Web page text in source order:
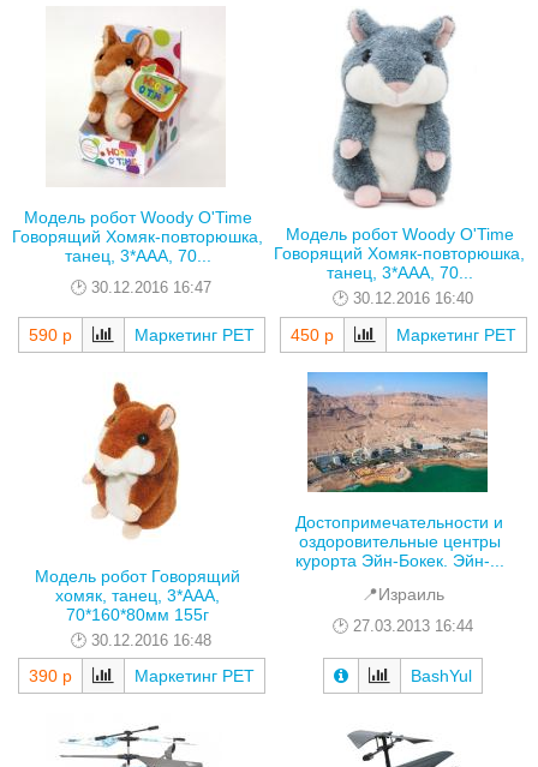
Модель робот Woody O'Time
Говорящий Хомяк-повторюшка,
танец, 3*AAA, 70...
30.12.2016 16:47
590 р Маркетинг РЕТ
Модель робот Woody O'Time
Говорящий Хомяк-повторюшка,
танец, 3*AAA, 70...
30.12.2016 16:40
450 р Маркетинг РЕТ
Модель робот Говорящий
хомяк, танец, 3*AAA,
70*160*80мм 155г
30.12.2016 16:48
390 р Маркетинг РЕТ
Достопримечательности и
оздоровительные центры
курорта Эйн-Бокек. Эйн-...
📍Израиль
27.03.2013 16:44
BashYul